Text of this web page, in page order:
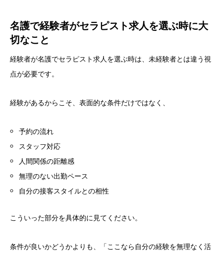
名護で経験者がセラピスト求人を選ぶ時に大
切なこと
経験者が名護でセラピスト求人を選ぶ時は、未経験者とは違う視
点が必要です。
経験があるからこそ、表面的な条件だけではなく、
予約の流れ
スタッフ対応
人間関係の距離感
無理のない出勤ペース
自分の接客スタイルとの相性
こういった部分を具体的に見てください。
条件が良いかどうかよりも、「ここなら自分の経験を無理なく活